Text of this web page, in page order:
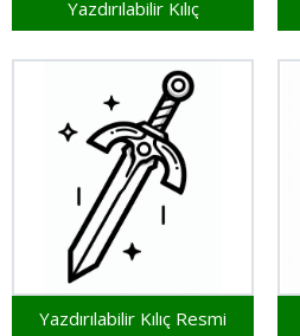
Yazdırılabilir Kılıç
Yazdırılabilir Kılıç Resmi